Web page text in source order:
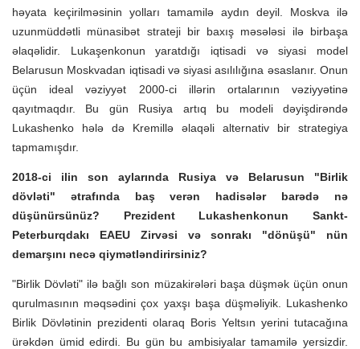
həyata keçirilməsinin yolları tamamilə aydın deyil. Moskva ilə
uzunmüddətli münasibət strateji bir baxış məsələsi ilə birbaşa
əlaqəlidir. Lukaşenkonun yaratdığı iqtisadi və siyasi model
Belarusun Moskvadan iqtisadi və siyasi asılılığına əsaslanır. Onun
üçün ideal vəziyyət 2000-ci illərin ortalarının vəziyyətinə
qayıtmaqdır. Bu gün Rusiya artıq bu modeli dəyişdirəndə
Lukashenko hələ də Kremillə əlaqəli alternativ bir strategiya
tapmamışdır.
2018-ci ilin son aylarında Rusiya və Belarusun "Birlik
dövləti" ətrafında baş verən hadisələr barədə nə
düşünürsünüz? Prezident Lukashenkonun Sankt-
Peterburqdakı EAEU Zirvəsi və sonrakı "dönüşü" nün
demarşını necə qiymətləndirirsiniz?
"Birlik Dövləti" ilə bağlı son müzakirələri başa düşmək üçün onun
qurulmasının məqsədini çox yaxşı başa düşməliyik. Lukashenko
Birlik Dövlətinin prezidenti olaraq Boris Yeltsın yerini tutacağına
ürəkdən ümid edirdi. Bu gün bu ambisiyalar tamamilə yersizdir.